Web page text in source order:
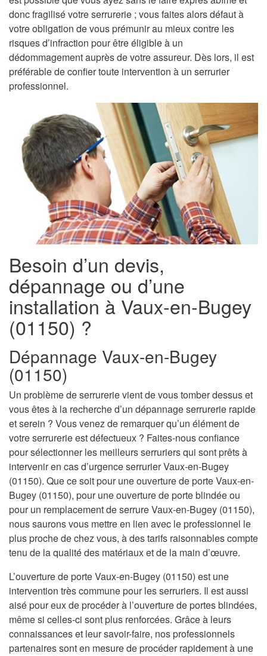
donc fragilisé votre serrurerie ; vous faites alors défaut à
votre obligation de vous prémunir au mieux contre les
risques d’infraction pour être éligible à un
dédommagement auprès de votre assureur. Dès lors, il est
préférable de confier toute intervention à un serrurier
professionnel.
Besoin d’un devis,
dépannage ou d’une
installation à Vaux-en-Bugey
(01150) ?
Dépannage Vaux-en-Bugey
(01150)
Un problème de serrurerie vient de vous tomber dessus et
vous êtes à la recherche d’un dépannage serrurerie rapide
et serein ? Vous venez de remarquer qu’un élément de
votre serrurerie est défectueux ? Faites-nous confiance
pour sélectionner les meilleurs serruriers qui sont prêts à
intervenir en cas d’urgence serrurier Vaux-en-Bugey
(01150). Que ce soit pour une ouverture de porte Vaux-en-
Bugey (01150), pour une ouverture de porte blindée ou
pour un remplacement de serrure Vaux-en-Bugey (01150),
nous saurons vous mettre en lien avec le professionnel le
plus proche de chez vous, à des tarifs raisonnables compte
tenu de la qualité des matériaux et de la main d’œuvre.
L’ouverture de porte Vaux-en-Bugey (01150) est une
intervention très commune pour les serruriers. Il est aussi
aisé pour eux de procéder à l’ouverture de portes blindées,
même si celles-ci sont plus renforcées. Grâce à leurs
connaissances et leur savoir-faire, nos professionnels
partenaires sont en mesure de procéder rapidement à une